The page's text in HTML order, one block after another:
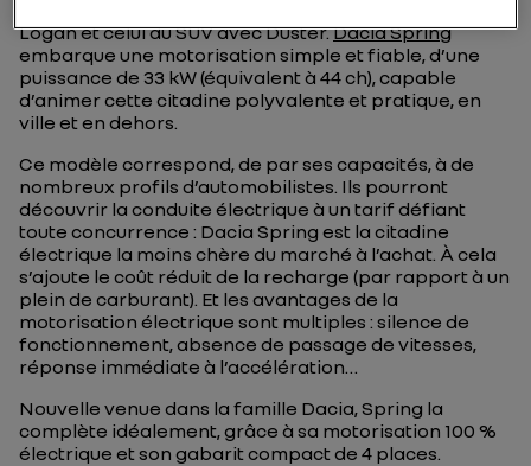
Logan et celui du SUV avec Duster.Dacia Spring
embarque une motorisation simple et fiable, d’une
puissance de 33 kW (équivalent à 44 ch), capable
d’animer cette citadine polyvalente et pratique, en
ville et en dehors.
Ce modèle correspond, de par ses capacités, à de
nombreux profils d’automobilistes. Ils pourront
découvrir la conduite électrique à un tarif défiant
toute concurrence : Dacia Spring est la citadine
électrique la moins chère du marché à l’achat. À cela
s’ajoute le coût réduit de la recharge (par rapport à un
plein de carburant). Et les avantages de la
motorisation électrique sont multiples : silence de
fonctionnement, absence de passage de vitesses,
réponse immédiate à l’accélération…
Nouvelle venue dans la famille Dacia, Spring la
complète idéalement, grâce à sa motorisation 100 %
électrique et son gabarit compact de 4 places.